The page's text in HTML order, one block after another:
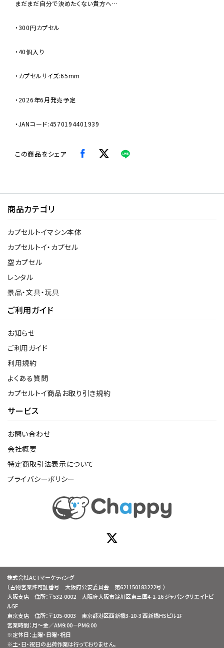
まだまだ自分で決めたくない貴方へ…
・300円カプセル
・40個入り
・カプセルサイズ:65mm
・2026年6月発売予定
・JANコード:4570194401939
この商品をシェア
商品カテゴリ
カプセルトイマシン本体
カプセルトイ・カプセル
空カプセル
レンタル
景品・文具・玩具
ご利用ガイド
お知らせ
ご利用ガイド
利用規約
よくある質問
カプセルトイ商品お取り引き規約
サービス
お問い合わせ
会社概要
特定商取引法表示について
プライバシーポリシー
株式会社ACTマーケティング
（古物営業許可証番号 大阪府公安委員会 第621150183222号 ）
大阪支店 住所：〒532-0002 大阪府大阪市淀川区東三国4-1-16 ジャパンクリエイトビ
ル5F
東京支店 住所：〒105-0003 東京都港区西新橋3-10-3 西新橋HSビル1F
営業時間：月～金／AM9:00－PM6:00
※定休日：土曜・日曜・祝日
※土・日・祝日の出荷作業は行っておりません。